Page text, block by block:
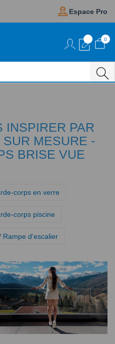
Espace Pro
0
contenu
INSPIRER PAR
MESURE -
BRISE VUE
corps en verre
corps piscine
Rampe d'escalier